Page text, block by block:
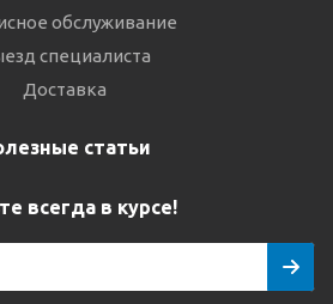
обслуживание
специалиста
Доставка
статьи
всегда в курсе!